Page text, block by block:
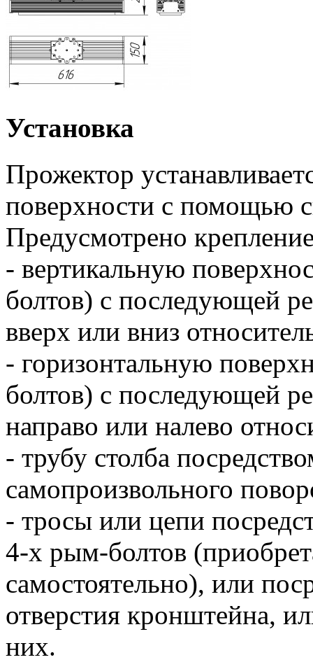
Установка
Прожектор
поверхности с помощью
Предусмотрено
- вертикальную
болтов) с последующей
вверх или вниз
- горизонтальную
болтов) с последующей
направо или налево
- трубу столба
самопроизвольного
- тросы или цепи
4-х рым-болтов
самостоятельно), или
отверстия кронштейна,
них.